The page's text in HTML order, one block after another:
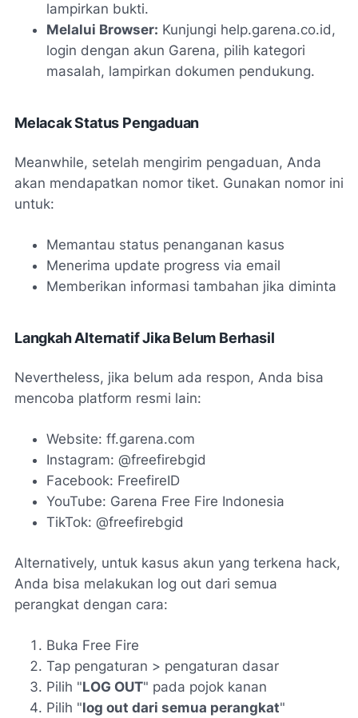
lampirkan bukti.
Melalui Browser: Kunjungi help.garena.co.id,
login dengan akun Garena, pilih kategori
masalah, lampirkan dokumen pendukung.
Melacak Status Pengaduan
Meanwhile, setelah mengirim pengaduan, Anda
akan mendapatkan nomor tiket. Gunakan nomor ini
untuk:
Memantau status penanganan kasus
Menerima update progress via email
Memberikan informasi tambahan jika diminta
Langkah Alternatif Jika Belum Berhasil
Nevertheless, jika belum ada respon, Anda bisa
mencoba platform resmi lain:
Website: ff.garena.com
Instagram: @freefirebgid
Facebook: FreefireID
YouTube: Garena Free Fire Indonesia
TikTok: @freefirebgid
Alternatively, untuk kasus akun yang terkena hack,
Anda bisa melakukan log out dari semua
perangkat dengan cara:
Buka Free Fire
Tap pengaturan > pengaturan dasar
Pilih "LOG OUT" pada pojok kanan
Pilih "log out dari semua perangkat"